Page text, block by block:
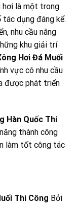
hơi là một trong
dụng đáng kể.
nhu cầu nâng
khu giải trí
Hơi Đá Muối
vực có nhu cầu
được phát triển
Hàn Quốc Thi
thành công
làm tốt công tác
Thi Công Bởi